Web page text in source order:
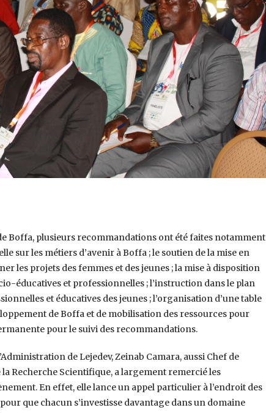
Boffa, plusieurs recommandations ont été faites notamment
sur les métiers d’avenir à Boffa ; le soutien de la mise en
les projets des femmes et des jeunes ; la mise à disposition
éducatives et professionnelles ; l’instruction dans le plan
et éducatives des jeunes ; l’organisation d’une table
de Boffa et de mobilisation des ressources pour
pour le suivi des recommandations.
de Lejedev, Zeinab Camara, aussi Chef de
Recherche Scientifique, a largement remercié les
En effet, elle lance un appel particulier à l’endroit des
que chacun s’investisse davantage dans un domaine